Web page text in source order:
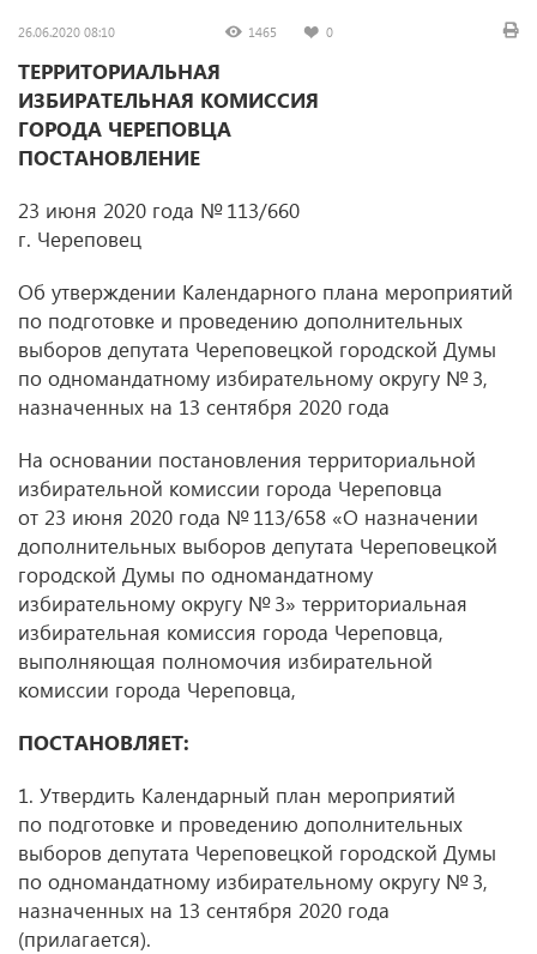
26.06.2020 08:10 1465 0
ТЕРРИТОРИАЛЬНАЯ
ИЗБИРАТЕЛЬНАЯ КОМИССИЯ
ГОРОДА ЧЕРЕПОВЦА
ПОСТАНОВЛЕНИЕ
23 июня 2020 года № 113/660
г. Череповец
Об утверждении Календарного плана мероприятий
по подготовке и проведению дополнительных
выборов депутата Череповецкой городской Думы
по одномандатному избирательному округу № 3,
назначенных на 13 сентября 2020 года
На основании постановления территориальной
избирательной комиссии города Череповца
от 23 июня 2020 года № 113/658 «О назначении
дополнительных выборов депутата Череповецкой
городской Думы по одномандатному
избирательному округу № 3» территориальная
избирательная комиссия города Череповца,
выполняющая полномочия избирательной
комиссии города Череповца,
ПОСТАНОВЛЯЕТ:
1. Утвердить Календарный план мероприятий
по подготовке и проведению дополнительных
выборов депутата Череповецкой городской Думы
по одномандатному избирательному округу № 3,
назначенных на 13 сентября 2020 года
(прилагается).